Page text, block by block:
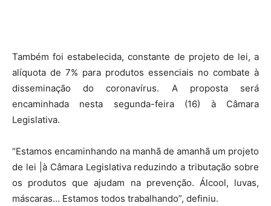
Também foi estabelecida, constante de projeto de lei, a
alíquota de 7% para produtos essenciais no combate à
disseminação do coronavírus. A proposta será
encaminhada nesta segunda-feira (16) à Câmara
Legislativa.
“Estamos encaminhando na manhã de amanhã um projeto
de lei |à Câmara Legislativa reduzindo a tributação sobre
os produtos que ajudam na prevenção. Álcool, luvas,
máscaras… Estamos todos trabalhando”, definiu.